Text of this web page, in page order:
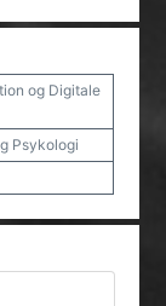
og Digitale
Psykologi